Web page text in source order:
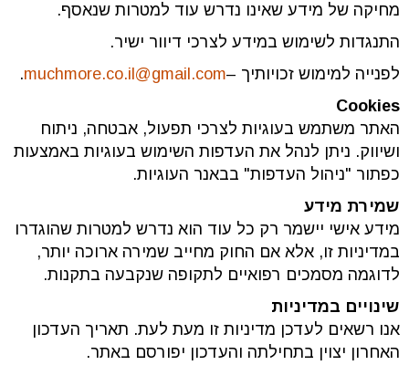
מחיקה של מידע שאינו נדרש עוד למטרות שנאסף.
התנגדות לשימוש במידע לצרכי דיוור ישיר.
לפנייה למימוש זכויותיך –muchmore.co.il@gmail.com
.
Cookies
האתר משתמש בעוגיות לצרכי תפעול, אבטחה, ניתוח
ושיווק. ניתן לנהל את העדפות השימוש בעוגיות באמצעות
כפתור "ניהול העדפות" בבאנר העוגיות.
שמירת מידע
מידע אישי יישמר רק כל עוד הוא נדרש למטרות שהוגדרו
במדיניות זו, אלא אם החוק מחייב שמירה ארוכה יותר,
לדוגמה מסמכים רפואיים לתקופה שנקבעה בתקנות.
שינויים במדיניות
אנו רשאים לעדכן מדיניות זו מעת לעת. תאריך העדכון
האחרון יצוין בתחילתה והעדכון יפורסם באתר.